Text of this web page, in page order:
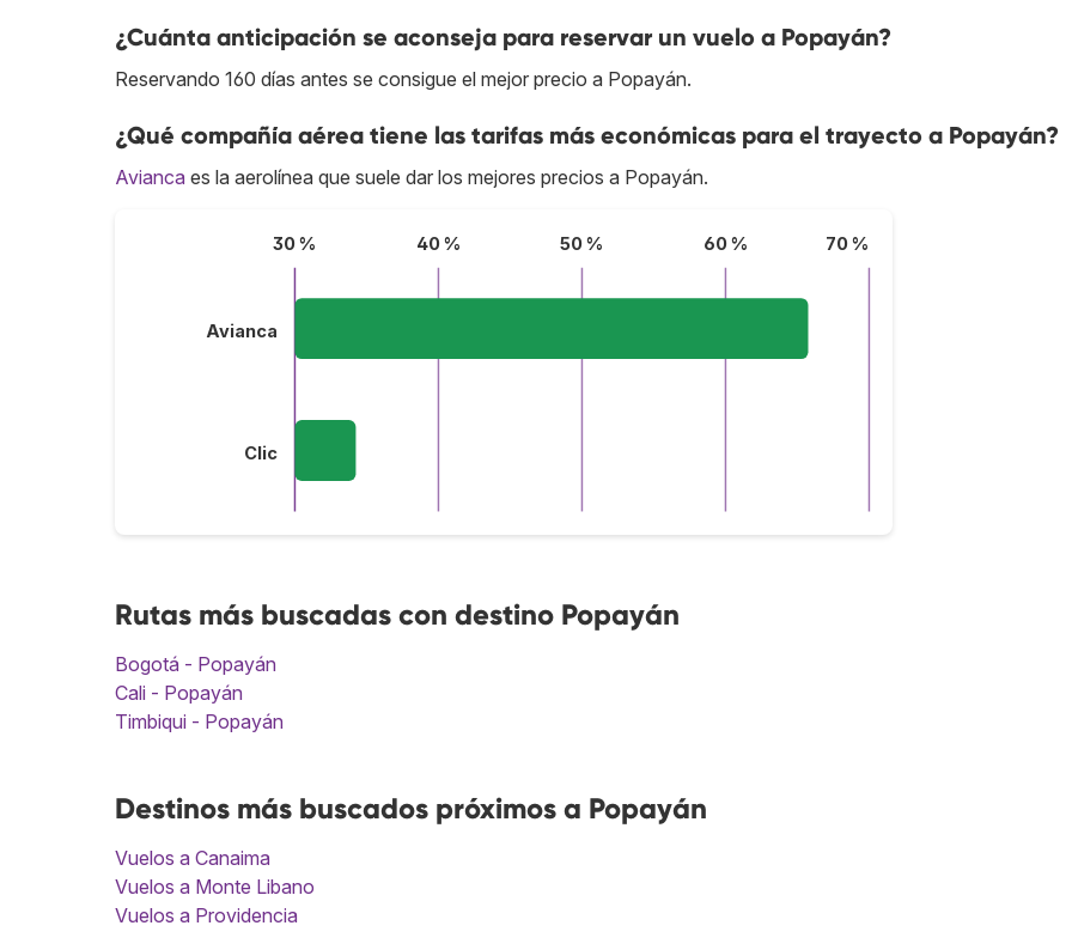
¿Cuánta anticipación se aconseja para reservar un vuelo a Popayán?
Reservando 160 días antes se consigue el mejor precio a Popayán.
¿Qué compañía aérea tiene las tarifas más económicas para el trayecto a Popayán?
Avianca es la aerolínea que suele dar los mejores precios a Popayán.
30 % 40 % 50 % 60 % 70 %
Avianca
Clic
Rutas más buscadas con destino Popayán
Bogotá - Popayán
Cali - Popayán
Timbiqui - Popayán
Destinos más buscados próximos a Popayán
Vuelos a Canaima
Vuelos a Monte Libano
Vuelos a Providencia